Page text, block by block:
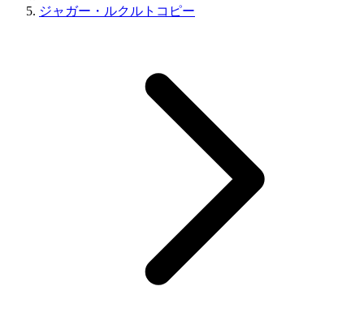
ジャガー・ルクルトコピー